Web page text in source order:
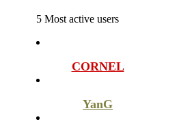
5 Most active users
CORNEL
YanG